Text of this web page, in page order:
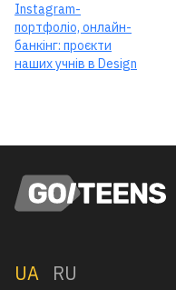
Instagram-
портфоліо, онлайн-
банкінг: проєкти
наших учнів в Design
UA RU